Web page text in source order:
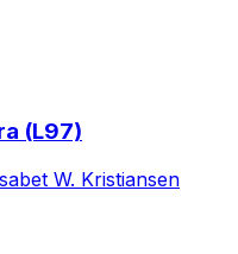
(L97)
W. Kristiansen